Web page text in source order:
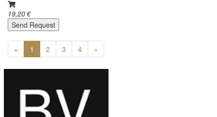
19,20 €
Send Request
« 1 2 3 4 »